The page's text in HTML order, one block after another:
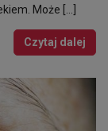
Może […]
Czytaj dalej